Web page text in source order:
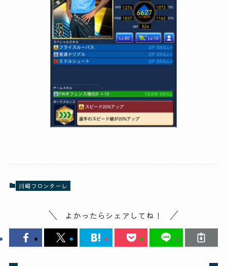
川崎フロンターレ
よかったらシェアしてね！